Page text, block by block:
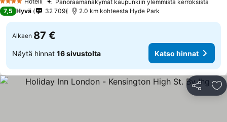
4 Tähtiluokitus Panoraamanäkymät kaupunkiin ylemmistä kerroksista
7,5 Hyvä 32 709 2.0 km kohteesta Hyde Park
Alkaen 87 €
Näytä hinnat 16 sivustolta Katso hinnat
Jaa